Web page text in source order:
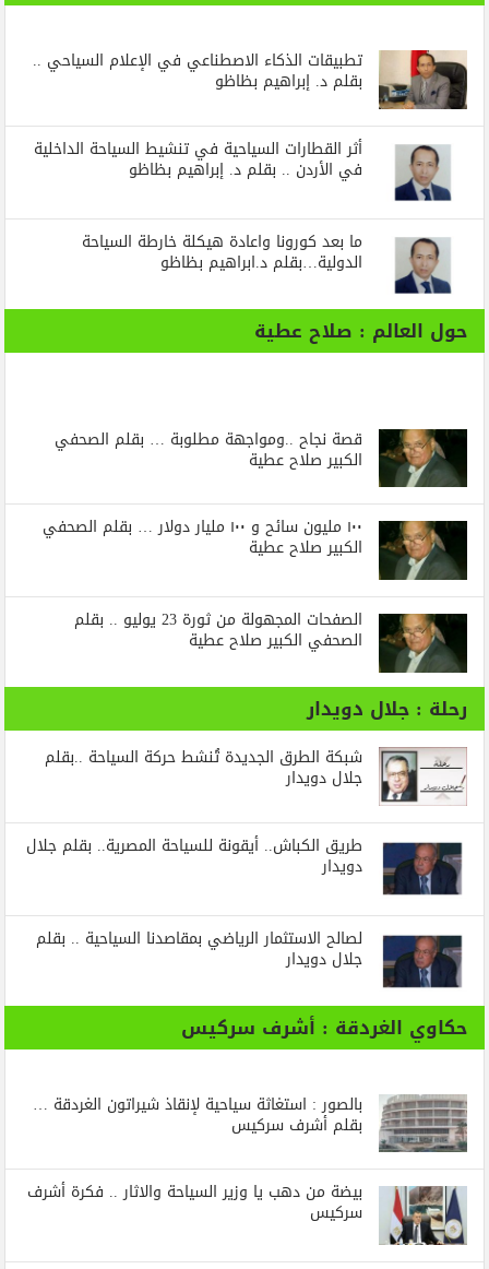
تطبيقات الذكاء الاصطناعي في الإعلام السياحي ..
بقلم د. إبراهيم بظاظو
أثر القطارات السياحية في تنشيط السياحة الداخلية
في الأردن .. بقلم د. إبراهيم بظاظو
ما بعد كورونا واعادة هيكلة خارطة السياحة
الدولية…بقلم د.ابراهيم بظاظو
حول العالم : صلاح عطية
قصة نجاح ..ومواجهة مطلوبة … بقلم الصحفي
الكبير صلاح عطية
١٠٠ مليون سائح و ١٠٠ مليار دولار … بقلم الصحفي
الكبير صلاح عطية
الصفحات المجهولة من ثورة 23 يوليو .. بقلم
الصحفي الكبير صلاح عطية
رحلة : جلال دويدار
شبكة الطرق الجديدة تُنشط حركة السياحة ..بقلم
جلال دويدار
طريق الكباش.. أيقونة للسياحة المصرية.. بقلم جلال
دويدار
لصالح الاستثمار الرياضي بمقاصدنا السياحية .. بقلم
جلال دويدار
حكاوي الغردقة : أشرف سركيس
بالصور : استغاثة سياحية لإنقاذ شيراتون الغردقة …
بقلم أشرف سركيس
بيضة من دهب يا وزير السياحة والاثار .. فكرة أشرف
سركيس